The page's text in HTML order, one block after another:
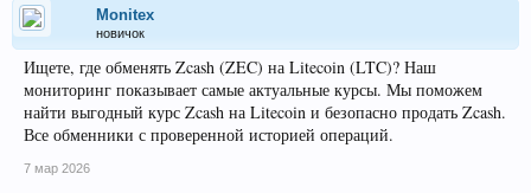
Monitex
новичок
Ищете, где обменять Zcash (ZEC) на Litecoin (LTC)? Наш
мониторинг показывает самые актуальные курсы. Мы поможем
найти выгодный курс Zcash на Litecoin и безопасно продать Zcash.
Все обменники с проверенной историей операций.
7 мар 2026